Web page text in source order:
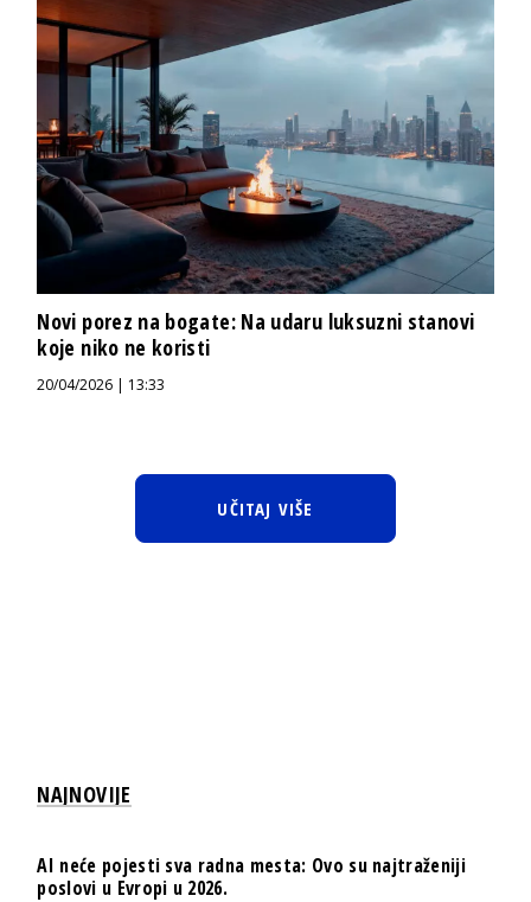
Novi porez na bogate: Na udaru luksuzni stanovi
koje niko ne koristi
20/04/2026 | 13:33
UČITAJ VIŠE
NAJNOVIJE
AI neće pojesti sva radna mesta: Ovo su najtraženiji
poslovi u Evropi u 2026.